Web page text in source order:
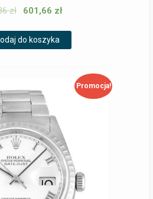
zł 601,66 zł
do koszyka
Promocja!